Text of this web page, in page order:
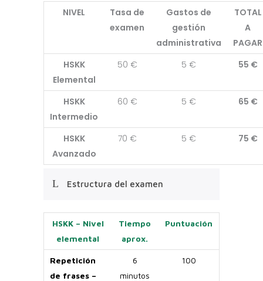
NIVEL
Tasa de
examen
Gastos de
gestión
administrativa
TOTAL
A
PAGAR
HSKK
Elemental
50 € 5 € 55 €
HSKK
Intermedio
60 € 5 € 65 €
HSKK
Avanzado
70 € 5 € 75 €
Estructura del examen
HSKK – Nivel
elemental
Tiempo
aprox.
Puntuación
Repetición
de frases –
6
minutos
100